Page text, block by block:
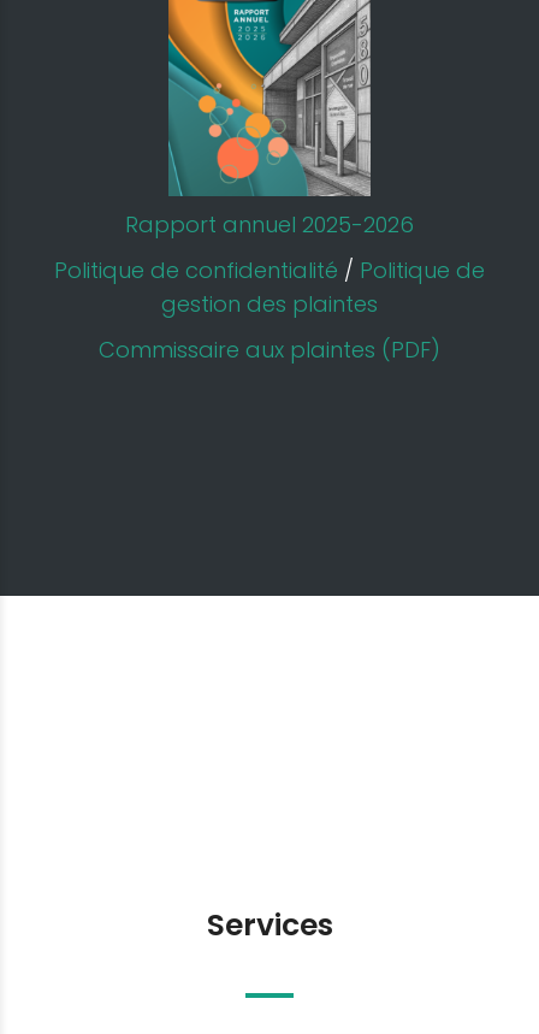
Rapport annuel 2025-2026
Politique de confidentialité / Politique de
gestion des plaintes
Commissaire aux plaintes (PDF)
Services